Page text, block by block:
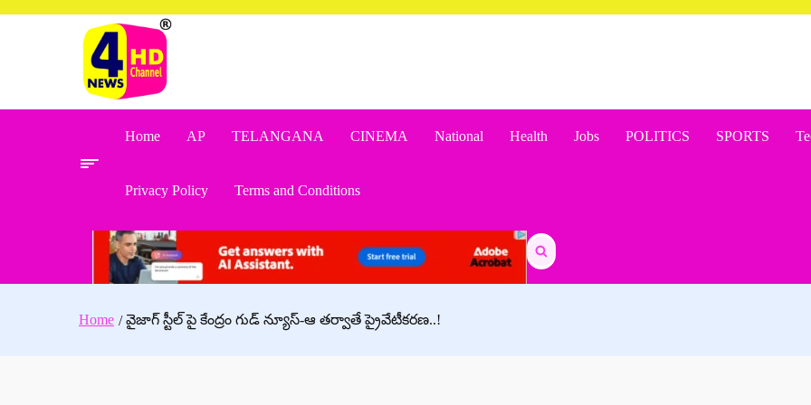
Home AP TELANGANA CINEMA National Health Jobs POLITICS SPORTS
Privacy Policy Terms and Conditions
Search
for:
Home వైజాగ్ స్టీల్ పై కేంద్రం గుడ్ న్యూస్-ఆ తర్వాతే ప్రైవేటీకరణ..!